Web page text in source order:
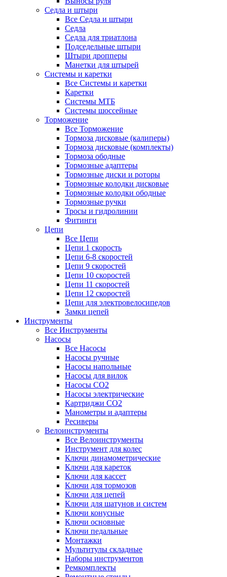
Седла и штыри
Все Седла и штыри
Седла
Седла для триатлона
Подседельные штыри
Штыри дропперы
Манетки для штырей
Системы и каретки
Все Системы и каретки
Каретки
Системы МТБ
Системы шоссейные
Торможение
Все Торможение
Тормоза дисковые (калиперы)
Тормоза дисковые (комплекты)
Тормоза ободные
Тормозные адаптеры
Тормозные диски и роторы
Тормозные колодки дисковые
Тормозные колодки ободные
Тормозные ручки
Тросы и гидролинии
Фитинги
Цепи
Все Цепи
Цепи 1 скорость
Цепи 6-8 скоростей
Цепи 9 скоростей
Цепи 10 скоростей
Цепи 11 скоростей
Цепи 12 скоростей
Цепи для электровелосипедов
Замки цепей
Инструменты
Все Инструменты
Насосы
Все Насосы
Насосы ручные
Насосы напольные
Насосы для вилок
Насосы CO2
Насосы электрические
Картриджи CO2
Манометры и адаптеры
Ресиверы
Велоинструменты
Все Велоинструменты
Инструмент для колес
Ключи динамометрические
Ключи для кареток
Ключи для кассет
Ключи для тормозов
Ключи для цепей
Ключи для шатунов и систем
Ключи конусные
Ключи основные
Ключи педальные
Монтажки
Мультитулы складные
Наборы инструментов
Ремкомплекты